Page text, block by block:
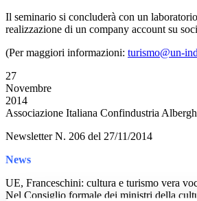
Il seminario si concluderà con un
realizzazione di un company account su
(Per maggiori informazioni: turismo@un-
27
Novembre
2014
Associazione Italiana Confindustria
Newsletter N. 206 del 27/11/2014
News
UE, Franceschini: cultura e turismo vera
Nel Consiglio formale dei ministri della